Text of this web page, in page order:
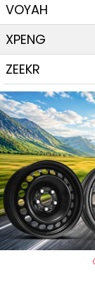
VOYAH
XPENG
ZEEKR